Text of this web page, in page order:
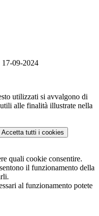
17-09-2024
utilizzati si avvalgono di
alle finalità illustrate nella
Accetta tutti i cookies
quali cookie consentire.
il funzionamento della
al funzionamento potete